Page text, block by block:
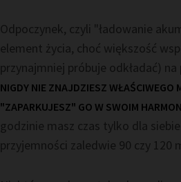
Odpoczynek, czyli "ładowanie
element życia, choć większość
przynajmniej próbuje odkładać) na
NIGDY NIE ZNAJDZIESZ WŁAŚCIWEGO
"ZAPARKUJESZ" GO W SWOIM
godzinie masz czas tylko dla
przyjemności zaledwie 90 czy 120